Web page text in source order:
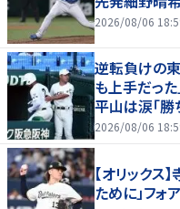
2026/08/06
逆転負けの
も上手だっ
平山は涙「勝
2026/08/06
【オリックス
ために」フォ